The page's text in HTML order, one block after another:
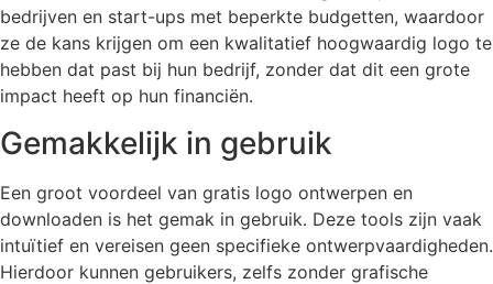
bedrijven en start-ups met beperkte budgetten, waardoor
ze de kans krijgen om een kwalitatief hoogwaardig logo te
hebben dat past bij hun bedrijf, zonder dat dit een grote
impact heeft op hun financiën.
Gemakkelijk in gebruik
Een groot voordeel van gratis logo ontwerpen en
downloaden is het gemak in gebruik. Deze tools zijn vaak
intuïtief en vereisen geen specifieke ontwerpvaardigheden.
Hierdoor kunnen gebruikers, zelfs zonder grafische